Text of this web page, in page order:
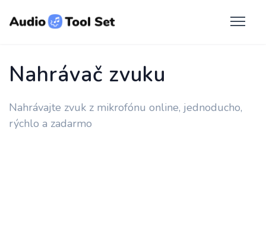
Nahrávač zvuku
Nahrávajte zvuk z mikrofónu online, jednoducho,
rýchlo a zadarmo